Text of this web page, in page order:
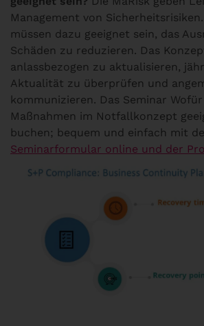
Management von
müssen dazu geeignet sein, das
Schäden zu reduzieren. Das
anlassbezogen zu aktualisieren,
Aktualität zu überprüfen und
kommunizieren. Das Seminar
Maßnahmen im Notfallkonzept
buchen; bequem und einfach mit
Seminarformular online und der